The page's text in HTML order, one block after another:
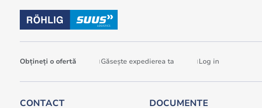
Obțineți o ofertă Găsește expedierea ta Log in
CONTACT DOCUMENTE